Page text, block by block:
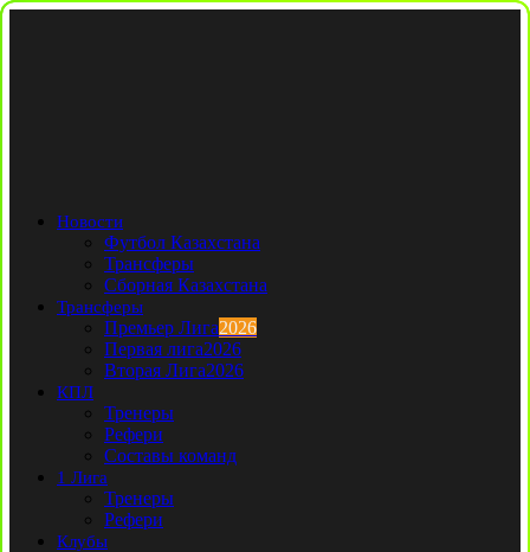
Новости
Футбол Казахстана
Трансферы
Сборная Казахстана
Трансферы
Премьер Лига2026
Первая лига2026
Вторая Лига2026
КПЛ
Тренеры
Рефери
Составы команд
1 Лига
Тренеры
Рефери
Клубы